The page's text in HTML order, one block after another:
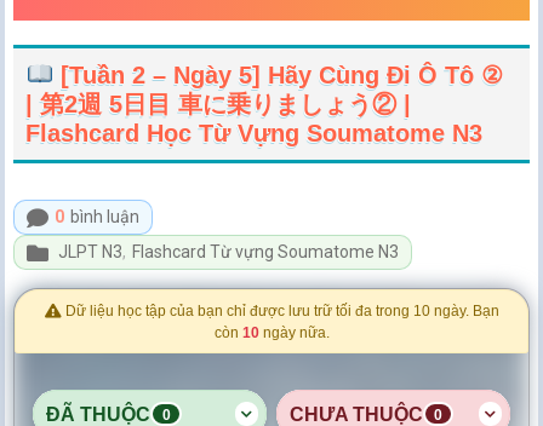
[Tuần 2 – Ngày 5] Hãy Cùng Đi Ô Tô ②
| 第2週 5日目 車に乗りましょう② |
Flashcard Học Từ Vựng Soumatome N3
0 bình luận
JLPT N3, Flashcard Từ vựng Soumatome N3
Dữ liệu học tập của bạn chỉ được lưu trữ tối đa trong 10 ngày. Bạn
còn 10ngày nữa.
ĐÃ THUỘC 0 CHƯA THUỘC 0